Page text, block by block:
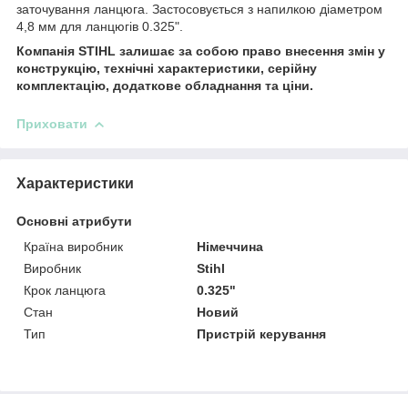
заточування ланцюга. Застосовується з напилкою діаметром
4,8 мм для ланцюгів 0.325".
Компанія STIHL залишає за собою право внесення змін у
конструкцію, технічні характеристики, серійну
комплектацію, додаткове обладнання та ціни.
Приховати
Характеристики
Основні атрибути
Країна виробник
Німеччина
Виробник
Stihl
Крок ланцюга
0.325"
Стан
Новий
Тип
Пристрій керування